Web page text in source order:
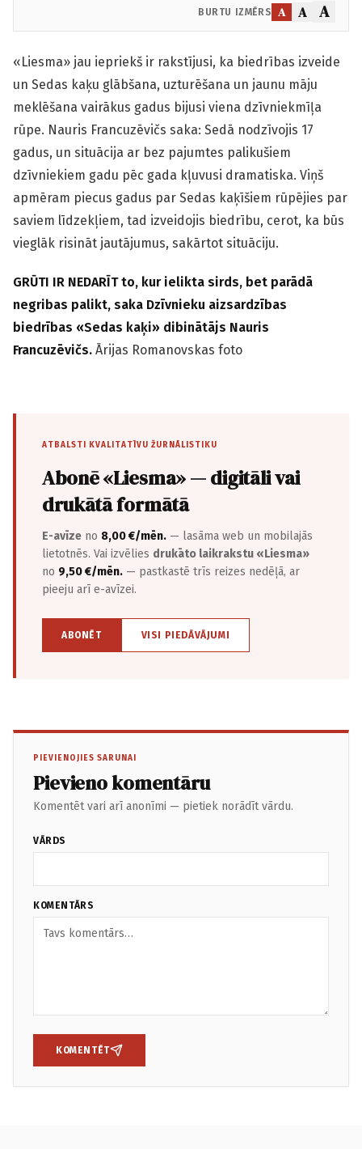
BURTU IZMĒRS A A A
«Liesma» jau iepriekš ir rakstījusi, ka biedrības izveide
un Sedas kaķu glābšana, uzturēšana un jaunu māju
meklēšana vairākus gadus bijusi viena dzīvniekmīļa
rūpe. Nauris Francuzēvičs saka: Sedā nodzīvojis 17
gadus, un situācija ar bez pajumtes palikušiem
dzīvniekiem gadu pēc gada kļuvusi dramatiska. Viņš
apmēram piecus gadus par Sedas kaķīšiem rūpējies par
saviem līdzekļiem, tad izveidojis biedrību, cerot, ka būs
vieglāk risināt jautājumus, sakārtot situāciju.
GRŪTI IR NEDARĪT to, kur ielikta sirds, bet parādā
negribas palikt, saka Dzīvnieku aizsardzības
biedrības «Sedas kaķi» dibinātājs Nauris
Francuzēvičs. Ārijas Romanovskas foto
ATBALSTI KVALITATĪVU ŽURNĀLISTIKU
Abonē «Liesma» — digitāli vai
drukātā formātā
E-avīze no 8,00 €/mēn. — lasāma web un mobilajās
lietotnēs. Vai izvēlies drukāto laikrakstu «Liesma»
no 9,50 €/mēn. — pastkastē trīs reizes nedēļā, ar
pieeju arī e-avīzei.
ABONĒT VISI PIEDĀVĀJUMI
PIEVIENOJIES SARUNAI
Pievieno komentāru
Komentēt vari arī anonīmi — pietiek norādīt vārdu.
VĀRDS
KOMENTĀRS
KOMENTĒT